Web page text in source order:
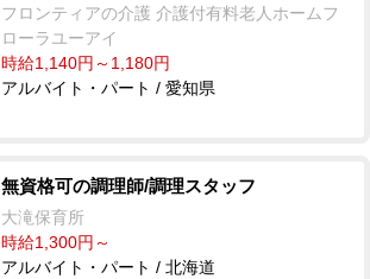
フロンティアの介護 介護付有料老人ホームフ
ローラユーアイ
時給1,140円～1,180円
アルバイト・パート / 愛知県
無資格可の調理師/調理スタッフ
大滝保育所
時給1,300円～
アルバイト・パート / 北海道